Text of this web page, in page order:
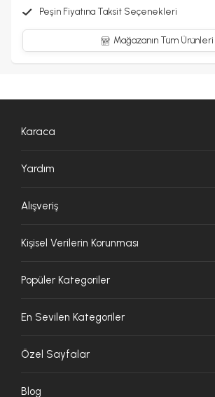
Peşin Fiyatına Taksit Seçenekleri
Mağazanın Tüm Ürünleri
Karaca
Yardım
Alışveriş
Kişisel Verilerin Korunması
Popüler Kategoriler
En Sevilen Kategoriler
Özel Sayfalar
Blog